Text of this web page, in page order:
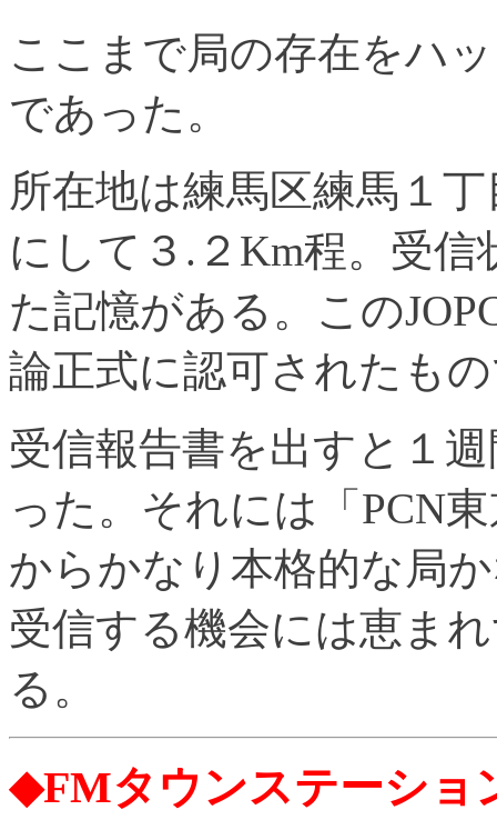
ここまで局の存在をハ
であった。
所在地は練馬区練馬１
にして３.２Km程。受
た記憶がある。この
論正式に認可されたも
受信報告書を出すと１
った。それには「PCN
からかなり本格的な局
受信する機会には恵ま
る。
◆FMタウンステーショ